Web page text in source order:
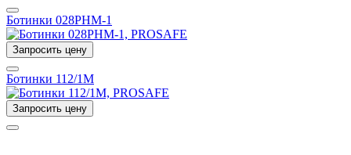
Ботинки 028РНМ-1
Запросить цену
Ботинки 112/1М
Запросить цену